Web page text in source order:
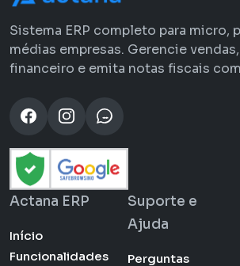
Sistema ERP completo para micro,
médias empresas. Gerencie
financeiro e emita notas fiscais
Actana ERP
Início
Funcionalidades
Suporte e
Ajuda
Perguntas